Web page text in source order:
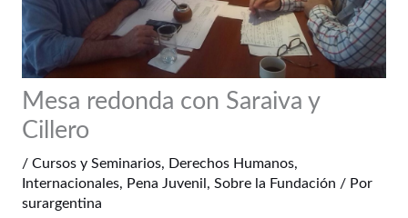
Mesa redonda con Saraiva y
Cillero
/ Cursos y Seminarios, Derechos Humanos,
Internacionales, Pena Juvenil , Sobre la Fundación / Por
surargentina